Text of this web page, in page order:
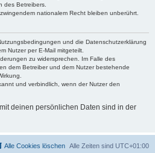
des Betreibers.
nationalem Recht bleiben unberührt.
und die Datenschutzerklärung
Nutzer per E-Mail mitgeteilt.
zu widersprechen. Im Falle des
dem Betreiber und dem Nutzer bestehende
und verbindlich, wenn der Nutzer den
deinen persönlichen Daten sind in der
Alle Zeiten sind UTC+01:00
Alle Cookies löschen